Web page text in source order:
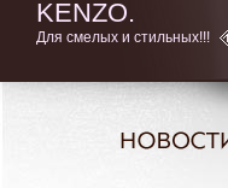
KENZO.
Для смелых и стильных!!!